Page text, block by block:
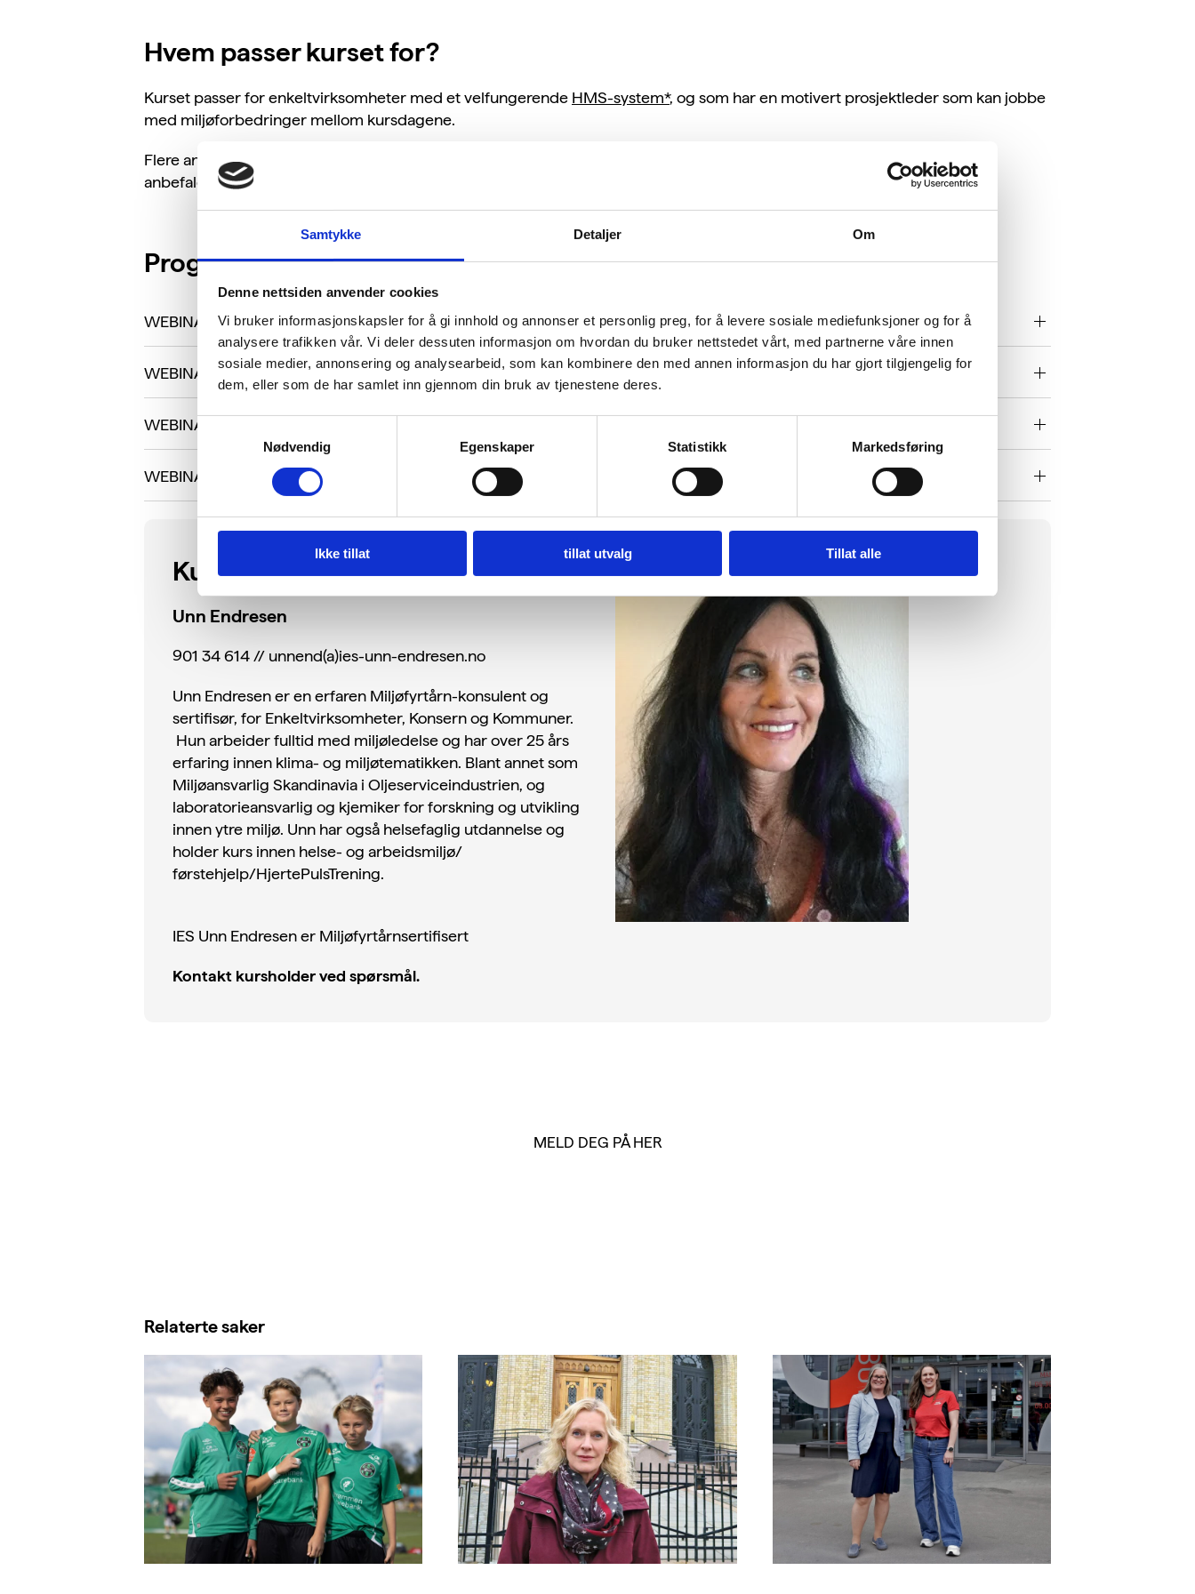
Samtykke Detaljer Om
Denne nettsiden anvender cookies
Vi bruker informasjonskapsler for å gi innhold og annonser et personlig preg, for å levere sosiale mediefunksjoner og for å
analysere trafikken vår. Vi deler dessuten informasjon om hvordan du bruker nettstedet vårt, med partnerne våre innen
sosiale medier, annonsering og analysearbeid, som kan kombinere den med annen informasjon du har gjort tilgjengelig for
dem, eller som de har samlet inn gjennom din bruk av tjenestene deres.
Samtykkevalg
Nødvendig
Egenskaper Statistikk Markedsføring
Ikke tillat tillat utvalg Tillat alle
Hvem passer kurset for?
Kurset passer for enkeltvirksomheter med et velfungerende HMS-system*, og som har en motivert prosjektleder som kan jobbe
med miljøforbedringer mellom kursdagene.
Flere ansatte kan delta fra samme virksomhet (sertifikat). Virksomheter med kompleks drift og betydelig miljøpåvirkning
anbefales tilpasset veiledning.
Program og fremdrift
WEBINAR 1 ⏬
WEBINAR 2 ⏬
WEBINAR 3 ⏬
WEBINAR 4 ⏬
Kursholder
Unn Endresen
901 34 614 // unnend(a)ies-unn-endresen.no
Unn Endresen er en erfaren Miljøfyrtårn-konsulent og
sertifisør, for Enkeltvirksomheter, Konsern og Kommuner.
Hun arbeider fulltid med miljøledelse og har over 25 års
erfaring innen klima- og miljøtematikken. Blant annet som
Miljøansvarlig Skandinavia i Oljeserviceindustrien, og
laboratorieansvarlig og kjemiker for forskning og utvikling
innen ytre miljø. Unn har også helsefaglig utdannelse og
holder kurs innen helse- og arbeidsmiljø/
førstehjelp/HjertePulsTrening.
IES Unn Endresen er Miljøfyrtårnsertifisert
Kontakt kursholder ved spørsmål.
MELD DEG PÅ HER
Relaterte saker